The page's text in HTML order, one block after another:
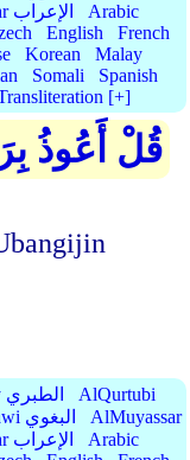
Grammar الإعراب
Arabic
English
French
Korean
Malay
Somali
Spanish
[+]
قُلْ أَعُوذُ
AtTabariy الطبري
AlQurtubi
AlBaghawi البغوي
AlMuyassar
Grammar الإعراب
Arabic